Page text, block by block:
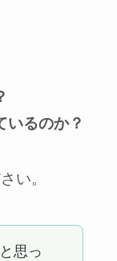
いるのか？
い。
思っ